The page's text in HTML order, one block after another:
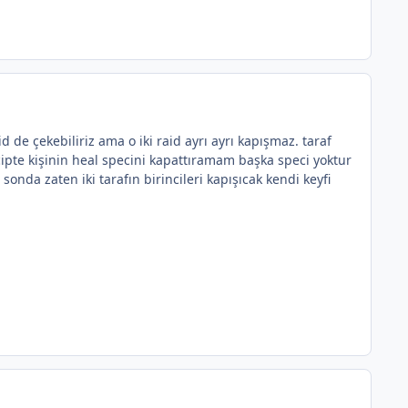
çekebiliriz ama o iki raid ayrı ayrı kapışmaz. taraf
kişinin heal specini kapattıramam başka speci yoktur
zaten iki tarafın birincileri kapışıcak kendi keyfi